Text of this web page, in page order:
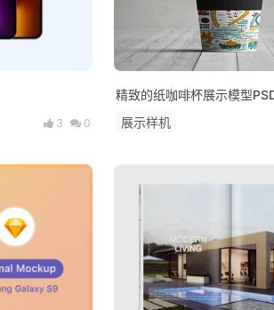
3 0
精致的纸咖啡杯展示模型
展示样机